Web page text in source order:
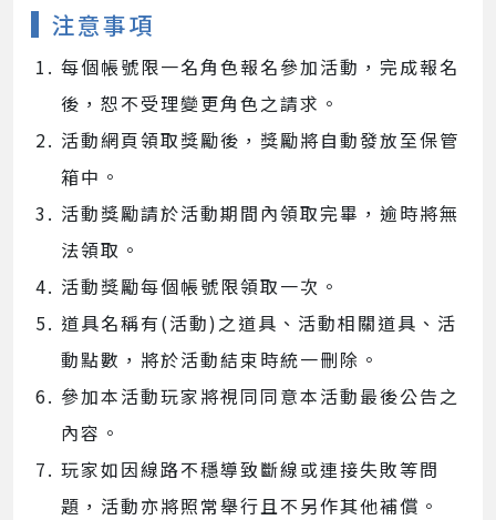
注意事項
每個帳號限一名角色報名參加活動，完成報名
後，恕不受理變更角色之請求。
活動網頁領取獎勵後，獎勵將自動發放至保管
箱中。
活動獎勵請於活動期間內領取完畢，逾時將無
法領取。
活動獎勵每個帳號限領取一次。
道具名稱有(活動)之道具、活動相關道具、活
動點數，將於活動結束時統一刪除。
參加本活動玩家將視同同意本活動最後公告之
內容。
玩家如因線路不穩導致斷線或連接失敗等問
題，活動亦將照常舉行且不另作其他補償。